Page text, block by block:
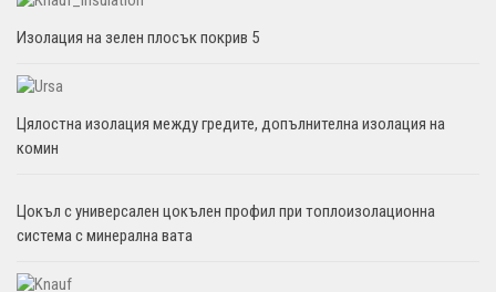
Изолация на зелен плосък покрив 5
Цялостна изолация между гредите, допълнителна изолация на
комин
Цокъл с универсален цокълен профил при топлоизолационна
система с минерална вата